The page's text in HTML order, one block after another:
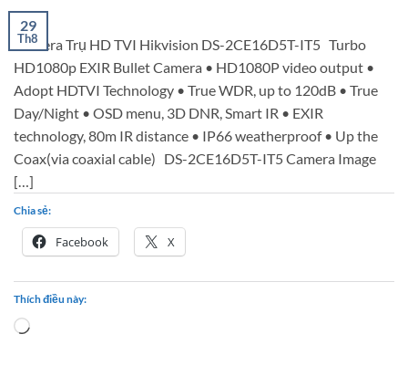
29
Th8
Camera Trụ HD TVI Hikvision DS-2CE16D5T-IT5 Turbo
HD1080p EXIR Bullet Camera • HD1080P video output •
Adopt HDTVI Technology • True WDR, up to 120dB • True
Day/Night • OSD menu, 3D DNR, Smart IR • EXIR
technology, 80m IR distance • IP66 weatherproof • Up the
Coax(via coaxial cable) DS-2CE16D5T-IT5 Camera Image
[…]
Chia sẻ:
Facebook X
Thích điều này:
Loading…